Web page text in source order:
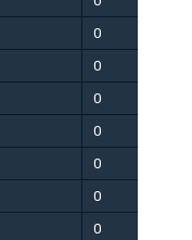
0
0
0
0
0
0
0